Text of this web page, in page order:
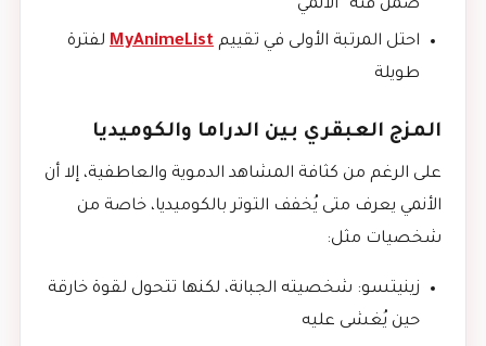
ضمن فئة “الأنمي”
احتل المرتبة الأولى في تقييم MyAnimeList لفترة
طويلة
المزج العبقري بين الدراما والكوميديا
على الرغم من كثافة المشاهد الدموية والعاطفية، إلا أن
الأنمي يعرف متى يُخفف التوتر بالكوميديا، خاصة من
شخصيات مثل:
زينيتسو: شخصيته الجبانة، لكنها تتحول لقوة خارقة
حين يُغشى عليه